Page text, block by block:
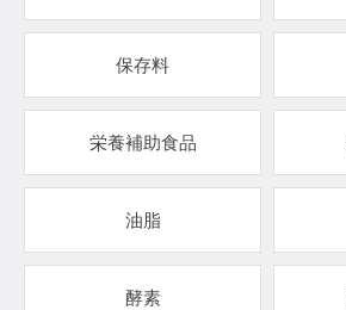
保存料
栄養補助食品
油脂
酵素